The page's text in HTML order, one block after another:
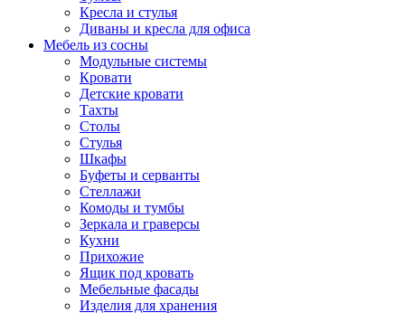
Кресла и стулья
Диваны и кресла для офиса
Мебель из сосны
Модульные системы
Кровати
Детские кровати
Тахты
Столы
Стулья
Шкафы
Буфеты и серванты
Стеллажи
Комоды и тумбы
Зеркала и граверсы
Кухни
Прихожие
Ящик под кровать
Мебельные фасады
Изделия для хранения